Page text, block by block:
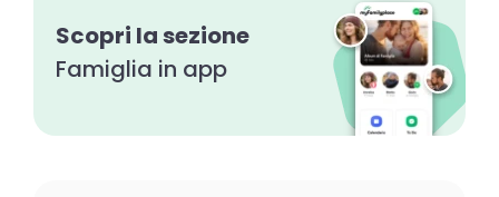
Scopri la sezione
Famiglia in app